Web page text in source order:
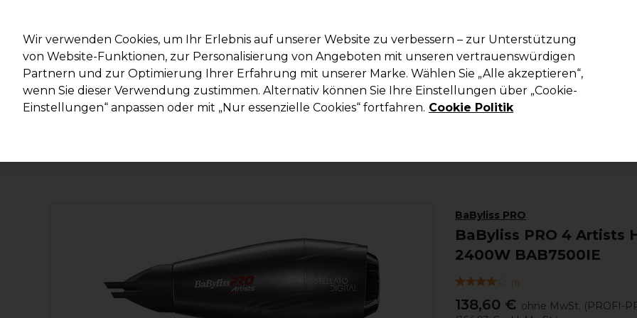
Suchen
Marken Deals Haare Elektrogeräte Saloneinrichtung Kosmetik Herrenfriseur Inspiration Die Professional
Lieferung und Lieferzeiten
BaByliss PRO
BaByliss PRO 4
2400W BAB7500IE
(1)
138,60 € ohne MwSt. (PROFI-
Wir verwenden Cookies, um Ihr Erlebnis auf unserer Website zu verbessern – zur Unterstützung
von Website-Funktionen, zur Personalisierung von Angeboten mit unseren vertrauenswürdigen
Partnern und zur Optimierung Ihrer Erfahrung mit unserer Marke. Wählen Sie „Alle akzeptieren“,
wenn Sie dieser Verwendung zustimmen. Alternativ können Sie Ihre Einstellungen über „Cookie-
Einstellungen“ anpassen oder mit „Nur essenzielle Cookies“ fortfahren. Cookie Politik